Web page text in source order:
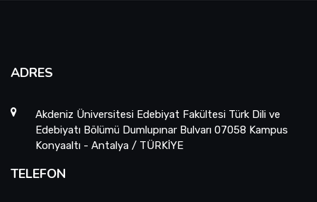
ADRES
Akdeniz Üniversitesi Edebiyat Fakültesi Türk Dili ve
Edebiyatı Bölümü Dumlupınar Bulvarı 07058 Kampus
Konyaaltı - Antalya / TÜRKİYE
TELEFON